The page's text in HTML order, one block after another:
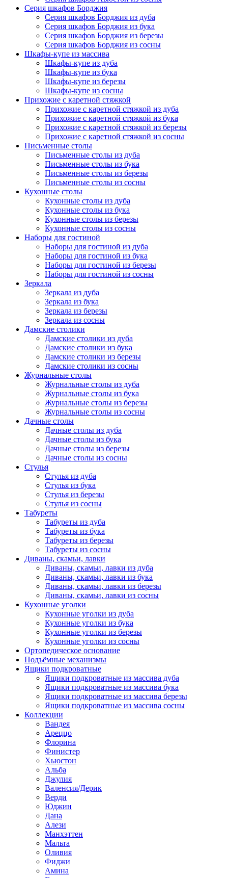
Серия шкафов Борджия
Серия шкафов Борджия из дуба
Серия шкафов Борджия из бука
Серия шкафов Борджия из березы
Серия шкафов Борджия из сосны
Шкафы-купе из массива
Шкафы-купе из дуба
Шкафы-купе из бука
Шкафы-купе из березы
Шкафы-купе из сосны
Прихожие с каретной стяжкой
Прихожие с каретной стяжкой из дуба
Прихожие с каретной стяжкой из бука
Прихожие с каретной стяжкой из березы
Прихожие с каретной стяжкой из сосны
Письменные столы
Письменные столы из дуба
Письменные столы из бука
Письменные столы из березы
Письменные столы из сосны
Кухонные столы
Кухонные столы из дуба
Кухонные столы из бука
Кухонные столы из березы
Кухонные столы из сосны
Наборы для гостиной
Наборы для гостиной из дуба
Наборы для гостиной из бука
Наборы для гостиной из березы
Наборы для гостиной из сосны
Зеркала
Зеркала из дуба
Зеркала из бука
Зеркала из березы
Зеркала из сосны
Дамские столики
Дамские столики из дуба
Дамские столики из бука
Дамские столики из березы
Дамские столики из сосны
Журнальные столы
Журнальные столы из дуба
Журнальные столы из бука
Журнальные столы из березы
Журнальные столы из сосны
Дачные столы
Дачные столы из дуба
Дачные столы из бука
Дачные столы из березы
Дачные столы из сосны
Стулья
Стулья из дуба
Стулья из бука
Стулья из березы
Стулья из сосны
Табуреты
Табуреты из дуба
Табуреты из бука
Табуреты из березы
Табуреты из сосны
Диваны, скамьи, лавки
Диваны, скамьи, лавки из дуба
Диваны, скамьи, лавки из бука
Диваны, скамьи, лавки из березы
Диваны, скамьи, лавки из сосны
Кухонные уголки
Кухонные уголки из дуба
Кухонные уголки из бука
Кухонные уголки из березы
Кухонные уголки из сосны
Ортопедическое основание
Подъёмные механизмы
Ящики подкроватные
Ящики подкроватные из массива дуба
Ящики подкроватные из массива бука
Ящики подкроватные из массива березы
Ящики подкроватные из массива сосны
Коллекции
Вандея
Ареццо
Флорина
Финистер
Хьюстон
Альба
Джулия
Валенсия/Дерик
Верди
Юджин
Дана
Алези
Манхэттен
Мальта
Оливия
Фиджи
Амина